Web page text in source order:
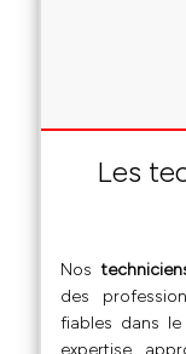
Les
Nos
des
fiables dans
expertise